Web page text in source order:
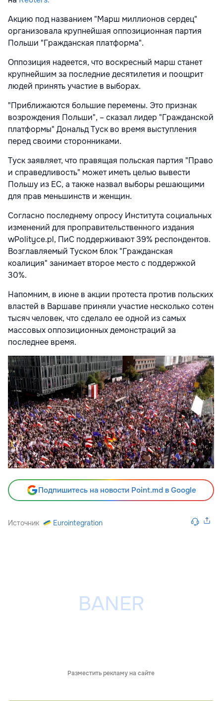
Акцию под названием "Марш миллионов сердец"
организовала крупнейшая оппозиционная партия
Польши "Гражданская платформа".
Оппозиция надеется, что воскресный марш станет
крупнейшим за последние десятилетия и поощрит
людей принять участие в выборах.
"Приближаются большие перемены. Это признак
возрождения Польши", – сказал лидер "Гражданской
платформы" Дональд Туск во время выступления
перед своими сторонниками.
Туск заявляет, что правящая польская партия "Право
и справедливость" может иметь целью вывести
Польшу из ЕС, а также назвал выборы решающими
для прав меньшинств и женщин.
Согласно последнему опросу Института социальных
изменений для проправительственного издания
wPolityce.pl, ПиС поддерживают 39% респондентов.
Возглавляемый Туском блок "Гражданская
коалиция" занимает второе место с поддержкой
30%.
Напомним, в июне в акции протеста против польских
властей в Варшаве приняли участие несколько сотен
тысяч человек, что сделало ее одной из самых
массовых оппозиционных демонстраций за
последнее время.
Подпишитесь на новости Point.md в Google
Источник Eurointegration
Разместить рекламу на сайте